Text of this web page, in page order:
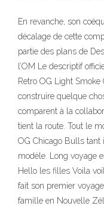
En revanche, son
décalage de cette
partie des plans de
l’OM Le descriptif
Retro OG Light
construire quelque
comparent à la
tient la route. Tout le
OG Chicago Bulls tant
modèle. Long voyage
Hello les filles Voila
fait son premier
famille en Nouvelle